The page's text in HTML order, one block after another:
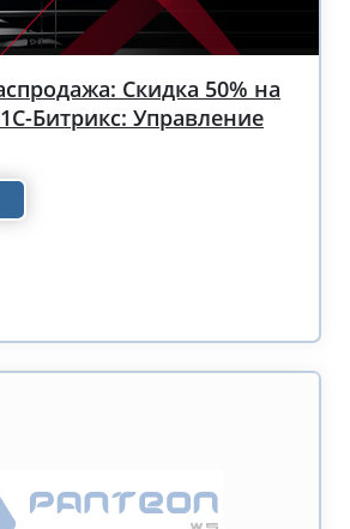
Скидка 50% на
Битрикс: Управление